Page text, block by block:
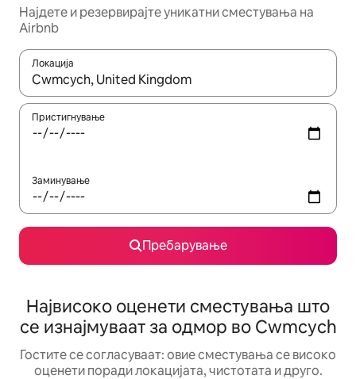
Најдете и резервирајте уникатни сместувања на
Airbnb
Локација
Кога резултатите се достапни, движете се со копчињата
Пристигнување
Заминување
Пребарување
Највисоко оценети сместувања што
се изнајмуваат за одмор во Cwmcych
Гостите се согласуваат: овие сместувања се високо
оценети поради локацијата, чистотата и друго.